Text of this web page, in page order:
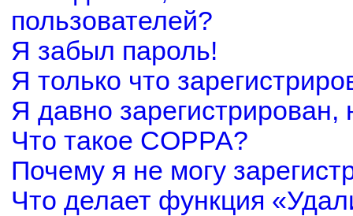
пользователей?
Я забыл пароль!
Я только что
Я давно
Что такое COPPA?
Почему я не могу
Что делает функция